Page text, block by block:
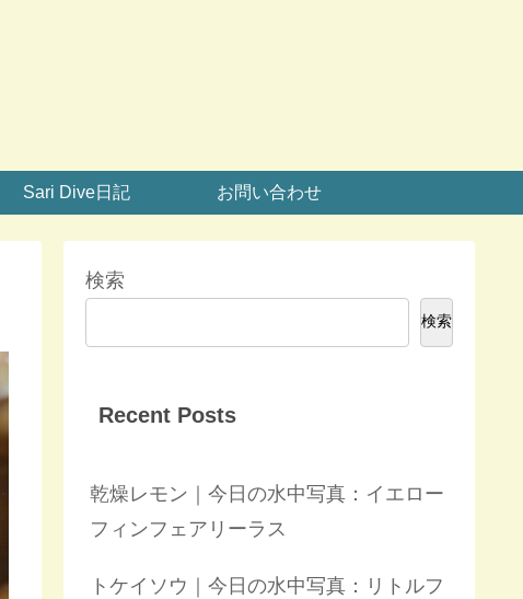
Sari Dive日記 お問い合わせ
検索
検索
Recent Posts
乾燥レモン｜今日の水中写真：イエロー
フィンフェアリーラス
トケイソウ｜今日の水中写真：リトルフ